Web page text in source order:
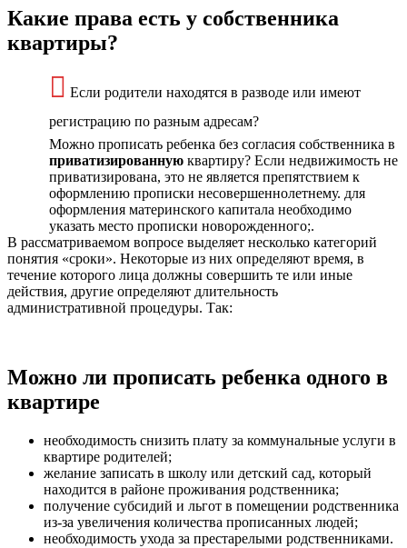
Какие права есть у собственника
квартиры?
Если родители находятся в разводе или имеют
регистрацию по разным адресам?
Можно прописать ребенка без согласия собственника в
приватизированную квартиру? Если недвижимость не
приватизирована, это не является препятствием к
оформлению прописки несовершеннолетнему. для
оформления материнского капитала необходимо
указать место прописки новорожденного;.
В рассматриваемом вопросе выделяет несколько категорий
понятия «сроки». Некоторые из них определяют время, в
течение которого лица должны совершить те или иные
действия, другие определяют длительность
административной процедуры. Так:
Можно ли прописать ребенка одного в
квартире
необходимость снизить плату за коммунальные услуги в
квартире родителей;
желание записать в школу или детский сад, который
находится в районе проживания родственника;
получение субсидий и льгот в помещении родственника
из-за увеличения количества прописанных людей;
необходимость ухода за престарелыми родственниками.